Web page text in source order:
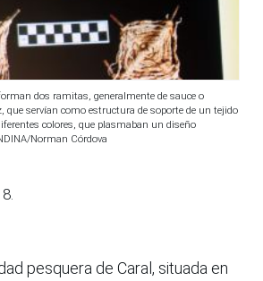
dos ramitas, generalmente de sauce o
que servían como estructura de soporte de un tejido
colores, que plasmaban un diseño
Norman Córdova
pesquera de Caral, situada en